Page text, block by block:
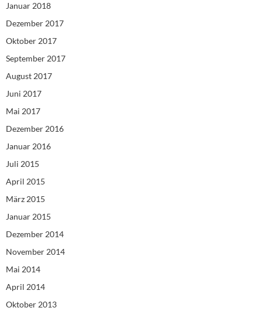
Januar 2018
Dezember 2017
Oktober 2017
September 2017
August 2017
Juni 2017
Mai 2017
Dezember 2016
Januar 2016
Juli 2015
April 2015
März 2015
Januar 2015
Dezember 2014
November 2014
Mai 2014
April 2014
Oktober 2013